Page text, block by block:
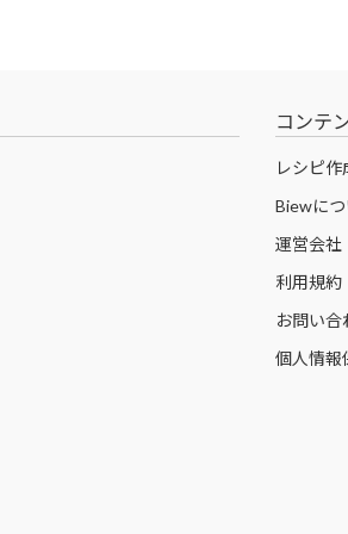
コンテ
レシピ作
Biewにつ
運営会社
利用規約
お問い合
個人情報